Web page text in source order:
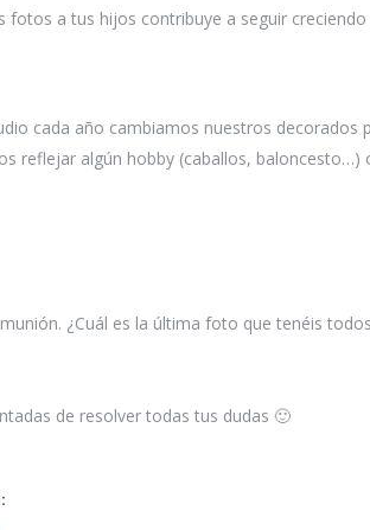
a tus hijos contribuye a seguir creciendo
cada año cambiamos nuestros decorados
reflejar algún hobby (caballos, baloncesto…)
¿Cuál es la última foto que tenéis todos
de resolver todas tus dudas 🙂